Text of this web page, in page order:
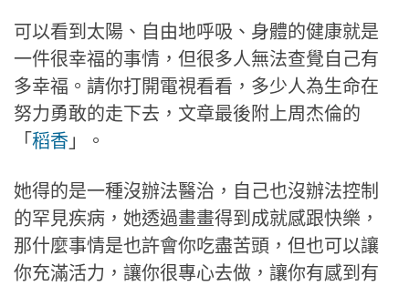
可以看到太陽、自由地呼吸、身體的健康就是
一件很幸福的事情，但很多人無法查覺自己有
多幸福。請你打開電視看看，多少人為生命在
努力勇敢的走下去，文章最後附上周杰倫的
「稻香 」。
她得的是一種沒辦法醫治，自己也沒辦法控制
的罕見疾病，她透過畫畫得到成就感跟快樂，
那什麼事情是也許會你吃盡苦頭，但也可以讓
你充滿活力，讓你很專心去做，讓你有感到有